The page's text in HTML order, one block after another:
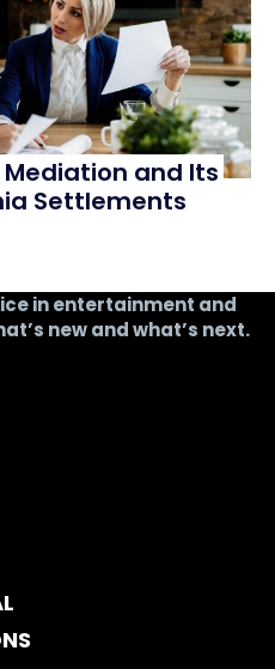
Mediation and Its
Settlements
in entertainment and
new and what’s next.